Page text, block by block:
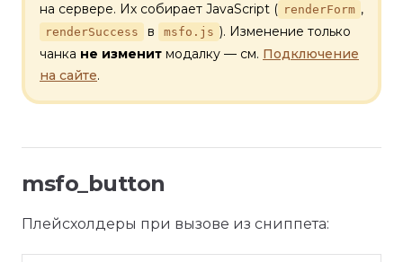
на сервере. Их собирает JavaScript ( renderForm ,
renderSuccess в msfo.js ). Изменение только
чанка не изменит модалку — см. Подключение
на сайте.
msfo_button
Плейсхолдеры при вызове из сниппета: